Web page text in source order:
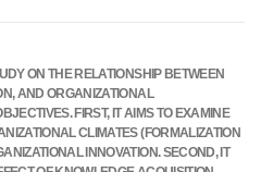
ON THE RELATIONSHIP BETWEEN
AND ORGANIZATIONAL
FIRST, IT AIMS TO EXAMINE
CLIMATES (FORMALIZATION
INNOVATION. SECOND, IT